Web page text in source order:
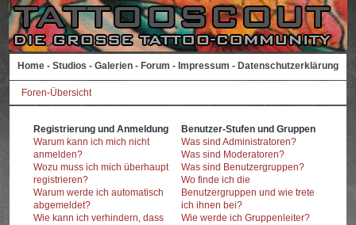
Home - Studios - Galerien - Forum - Impressum - Datenschutzerklärung
Foren-Übersicht
Registrierung und Anmeldung
Warum kann ich mich nicht
anmelden?
Wozu muss ich mich überhaupt
registrieren?
Warum werde ich automatisch
abgemeldet?
Wie kann ich verhindern, dass
Benutzer-Stufen und Gruppen
Was sind Administratoren?
Was sind Moderatoren?
Was sind Benutzergruppen?
Wo finde ich die
Benutzergruppen und wie trete
ich ihnen bei?
Wie werde ich Gruppenleiter?